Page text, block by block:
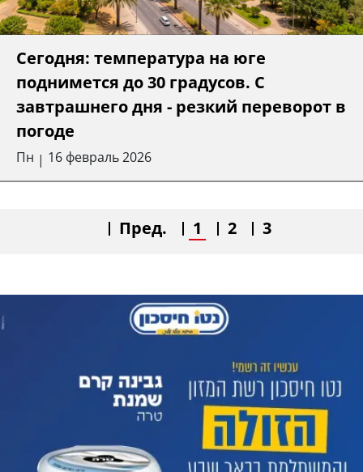
Сегодня: температура на юге
поднимется до 30 градусов. С
завтрашнего дня - резкий переворот в
погоде
Пн | 16 февраль 2026
Пред. 1 2 3